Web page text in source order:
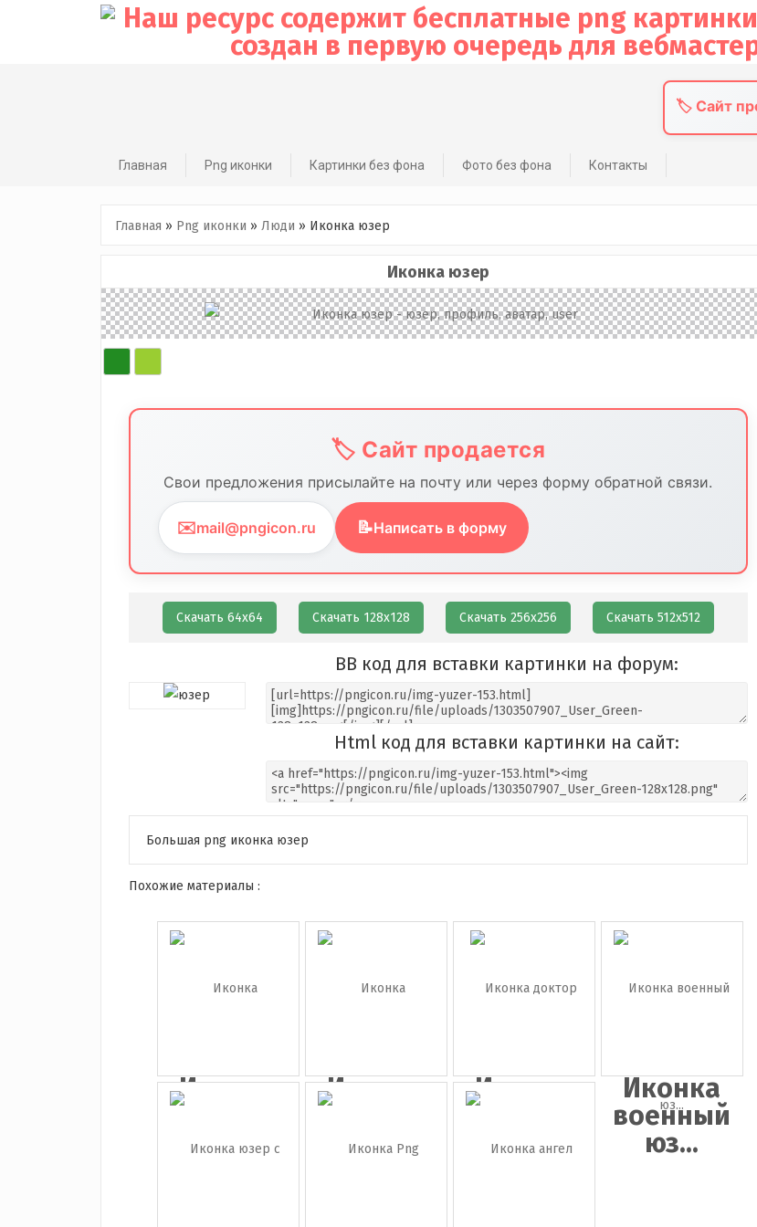
🏷️ Сайт
Главная Png иконки Картинки без фона Фото без фона Контакты
Главная » Png иконки » Люди » Иконка юзер
Иконка юзер
🏷️ Сайт продается
Свои предложения присылайте на почту или через форму обратной связи.
✉️mail@pngicon.ru 📝Написать в форму
Скачать 64х64 Скачать 128х128 Скачать 256х256 Скачать 512х512
BB код для вставки картинки на форум:
Html код для вставки картинки на сайт:
Большая png иконка юзер
Похожие материалы :
Иконка
украинец
Иконка
украинка
Иконка
доктор
Иконка
военный
юз...